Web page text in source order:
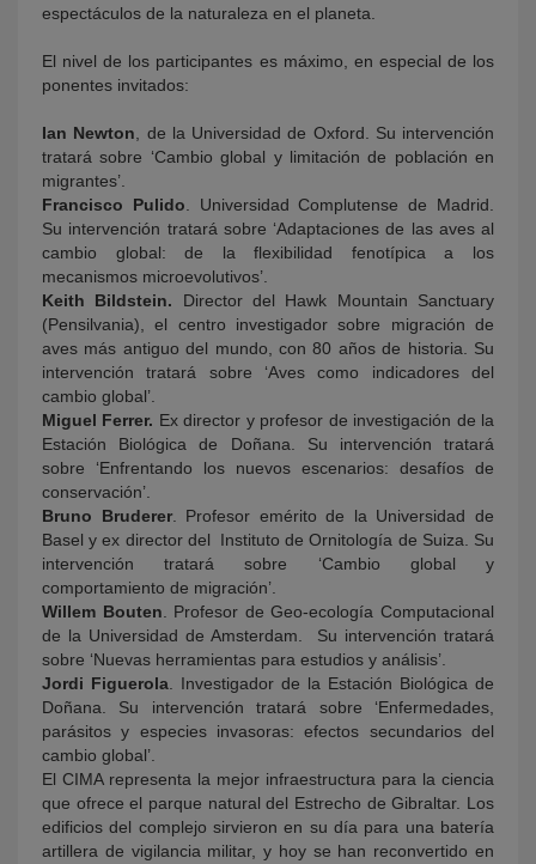
espectáculos de la naturaleza en el planeta.
El nivel de los participantes es máximo, en especial de los
ponentes invitados:
Ian Newton , de la Universidad de Oxford. Su intervención
tratará sobre ‘Cambio global y limitación de población en
migrantes’.
Francisco Pulido . Universidad Complutense de Madrid.
Su intervención tratará sobre ‘Adaptaciones de las aves al
cambio global: de la flexibilidad fenotípica a los
mecanismos microevolutivos’.
Keith Bildstein. Director del Hawk Mountain Sanctuary
(Pensilvania), el centro investigador sobre migración de
aves más antiguo del mundo, con 80 años de historia. Su
intervención tratará sobre ‘Aves como indicadores del
cambio global’.
Miguel Ferrer. Ex director y profesor de investigación de la
Estación Biológica de Doñana. Su intervención tratará
sobre ‘Enfrentando los nuevos escenarios: desafíos de
conservación’.
Bruno Bruderer. Profesor emérito de la Universidad de
Basel y ex director del Instituto de Ornitología de Suiza. Su
intervención tratará sobre ‘Cambio global y
comportamiento de migración’.
Willem Bouten . Profesor de Geo-ecología Computacional
de la Universidad de Amsterdam. Su intervención tratará
sobre ‘Nuevas herramientas para estudios y análisis’.
Jordi Figuerola . Investigador de la Estación Biológica de
Doñana. Su intervención tratará sobre ‘Enfermedades,
parásitos y especies invasoras: efectos secundarios del
cambio global’.
El CIMA representa la mejor infraestructura para la ciencia
que ofrece el parque natural del Estrecho de Gibraltar. Los
edificios del complejo sirvieron en su día para una batería
artillera de vigilancia militar, y hoy se han reconvertido en